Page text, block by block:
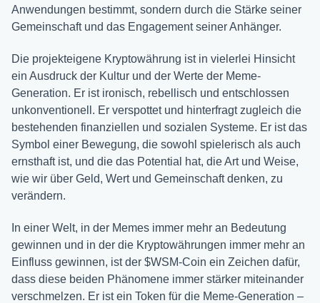
Anwendungen bestimmt, sondern durch die Stärke seiner
Gemeinschaft und das Engagement seiner Anhänger.
Die projekteigene Kryptowährung ist in vielerlei Hinsicht
ein Ausdruck der Kultur und der Werte der Meme-
Generation. Er ist ironisch, rebellisch und entschlossen
unkonventionell. Er verspottet und hinterfragt zugleich die
bestehenden finanziellen und sozialen Systeme. Er ist das
Symbol einer Bewegung, die sowohl spielerisch als auch
ernsthaft ist, und die das Potential hat, die Art und Weise,
wie wir über Geld, Wert und Gemeinschaft denken, zu
verändern.
In einer Welt, in der Memes immer mehr an Bedeutung
gewinnen und in der die Kryptowährungen immer mehr an
Einfluss gewinnen, ist der $WSM-Coin ein Zeichen dafür,
dass diese beiden Phänomene immer stärker miteinander
verschmelzen. Er ist ein Token für die Meme-Generation –